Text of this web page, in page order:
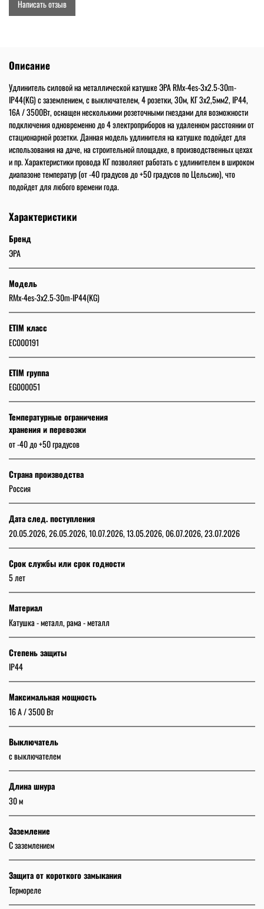
Написать отзыв
Описание
Удлинитель силовой на металлической катушке ЭРА RMx-4es-3x2.5-30m-
IP44(KG) с заземлением, с выключателем, 4 розетки, 30м, КГ 3x2,5мм2, IP44,
16А / 3500Вт, оснащен несколькими розеточными гнездами для возможности
подключения одновременно до 4 электроприборов на удаленном расстоянии от
стационарной розетки. Данная модель удлинителя на катушке подойдет для
использования на даче, на строительной площадке, в производственных цехах
и пр. Характеристики провода КГ позволяют работать с удлинителем в широком
диапазоне температур (от -40 градусов до +50 градусов по Цельсию), что
подойдет для любого времени года.
Характеристики
Бренд
ЭРА
Модель
RMx-4es-3x2.5-30m-IP44(KG)
ETIM класс
EC000191
ETIM группа
EG000051
Температурные ограничения
хранения и перевозки
от -40 до +50 градусов
Страна производства
Россия
Дата след. поступления
20.05.2026, 26.05.2026, 10.07.2026, 13.05.2026, 06.07.2026, 23.07.2026
Срок службы или срок годности
5 лет
Материал
Катушка - металл, рама - металл
Степень защиты
IP44
Максимальная мощность
16 A / 3500 Вт
Выключатель
с выключателем
Длина шнура
30 м
Заземление
C заземлением
Защита от короткого замыкания
Термореле